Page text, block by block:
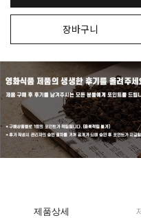
장바구니
제품상세